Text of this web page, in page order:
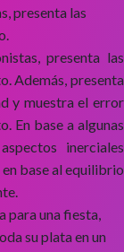
presenta las
presenta las
Además, presenta
y muestra el error
En base a algunas
inerciales
base al equilibrio
para una fiesta,
su plata en un